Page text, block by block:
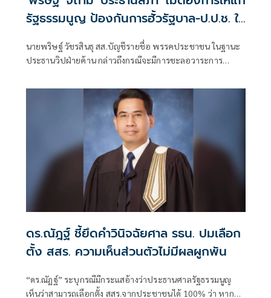
รัฐธรรมนูญ ป้องกันการฮั้วรัฐบาล-ป.ป.ช. ใช่
นายพริษฐ์ วัชรสินธุ สส.บัญชีรายชื่อ พรรคประชาชน ในฐานะ
ประธานวิปฝ่ายค้าน กล่าวถึงกรณีจะมีการชะลอวาระการ
ประชาชน ว่า เรื่องนี้เป็นการหารือร่วมกันกับวิรัฐบาล ซึ่งทั้ง 2
ฝ่ายมีความเห็นตรงกันว่
ดร.ณัฎฐ์ ชี้ยึดคำวินิจฉัยศาล รธน. ปมเลือก
ตั้ง สสร. ความเห็นส่วนตัวไม่มีผลผูกพัน
“ดร.ณัฏฐ์” ระบุกรณีมีกระแสอ้างว่าประธานศาลรัฐธรรมนูญ
เห็นว่าสามารถเลือกตั้ง สสร.จากประชาชนได้ 100% ว่า หาก